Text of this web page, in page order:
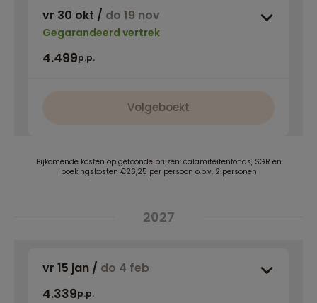
vr 30 okt / do 19 nov
Gegarandeerd vertrek
4.499p.p.
Volgeboekt
Bijkomende kosten op getoonde prijzen: calamiteitenfonds, SGR en
boekingskosten €26,25 per persoon o.b.v. 2 personen
2027
vr 15 jan / do 4 feb
4.339p.p.